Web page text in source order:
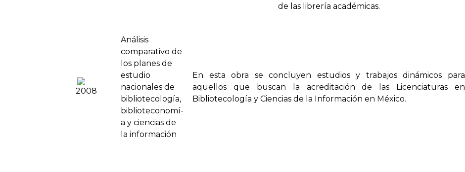
de las librería académicas.
2008
Análisis
comparativo de
los planes de
estudio
nacionales de
bibliotecologí­a,
biblioteconomí­
a y ciencias de
la información
En esta obra se concluyen estudios y trabajos dinámicos para
aquellos que buscan la acreditación de las Licenciaturas en
Bibliotecología y Ciencias de la Información en México.